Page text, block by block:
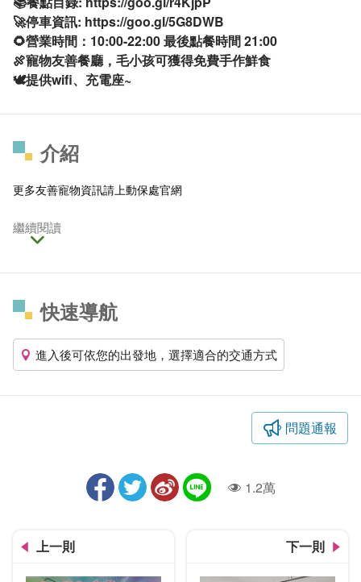
🚀停車資訊: https://goo.gl/5G8DWB
🌻營業時間：10:00-22:00 最後點餐時間 21:00
🍖寵物友善餐廳，毛小孩可獲得免費手作鮮食
🕊提供wifi、充電座~
介紹
更多友善寵物資訊請上動保處官網
繼續閱讀
快速導航
進入後可依您的出發地，選擇適合的交通方式
問題通報
人氣1.2萬
上一則 下一則